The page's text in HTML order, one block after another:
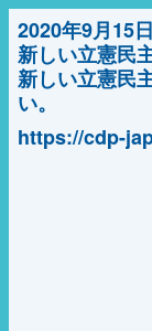
2020年9月15
新しい立憲民
新しい立憲民
い。
https://cdp-